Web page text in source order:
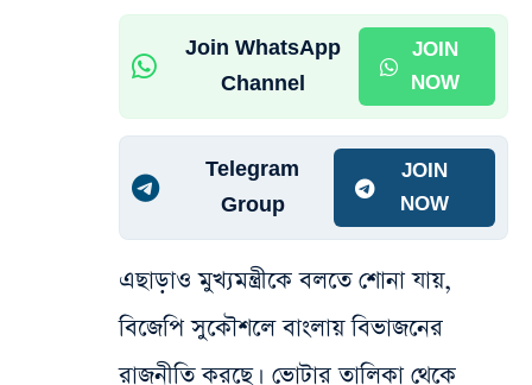
Join WhatsApp
Channel
JOIN
NOW
Telegram
Group
JOIN
NOW
এছাড়াও মুখ্যমন্ত্রীকে বলতে শোনা যায়,
বিজেপি সুকৌশলে বাংলায় বিভাজনের
রাজনীতি করছে। ভোটার তালিকা থেকে